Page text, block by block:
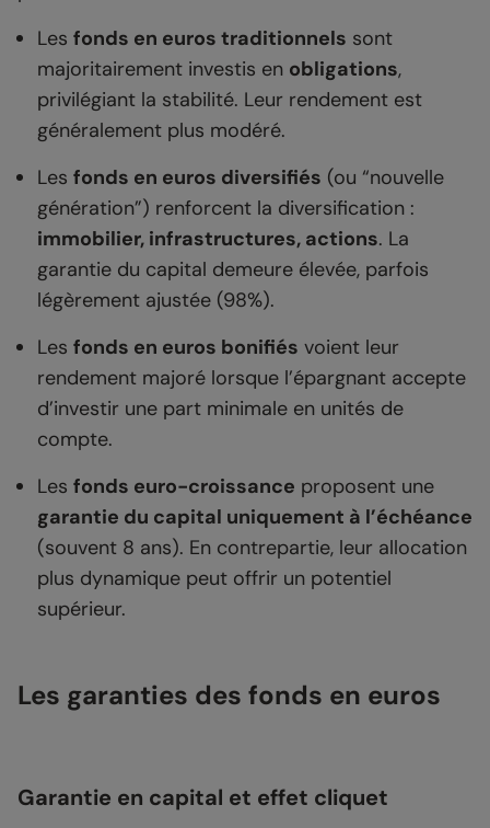
Les fonds en euros traditionnels sont
majoritairement investis en obligations,
privilégiant la stabilité. Leur rendement est
généralement plus modéré.
Les fonds en euros diversifiés (ou “nouvelle
génération”) renforcent la diversification :
immobilier, infrastructures, actions. La
garantie du capital demeure élevée, parfois
légèrement ajustée (98%).
Les fonds en euros bonifiés voient leur
rendement majoré lorsque l’épargnant accepte
d’investir une part minimale en unités de
compte.
Les fonds euro-croissance proposent une
garantie du capital uniquement à l’échéance
(souvent 8 ans). En contrepartie, leur allocation
plus dynamique peut offrir un potentiel
supérieur.
Les garanties des fonds en euros
Garantie en capital et effet cliquet